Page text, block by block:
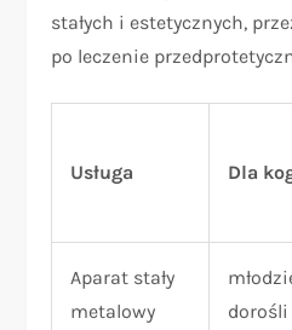
stałych i estetycznych,
po leczenie
Usługa Dla
Aparat stały
metalowy
dorośli